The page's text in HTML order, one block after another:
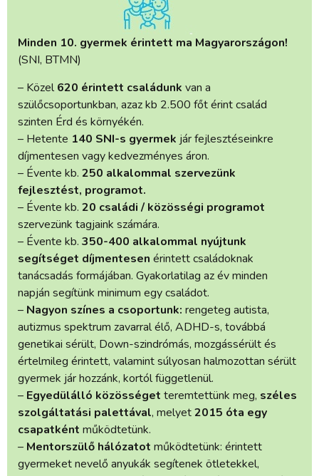
Minden 10. gyermek érintett ma Magyarországon!
(SNI, BTMN)
– Közel620 érintett családunk van a
szülőcsoportunkban, azaz kb 2.500 főt érint család
szinten Érd és környékén.
– Hetente 140 SNI-s gyermek jár fejlesztéseinkre
díjmentesen vagy kedvezményes áron.
– Évente kb. 250 alkalommal szervezünk
fejlesztést, programot.
– Évente kb. 20 családi / közösségi programot
szervezünk tagjaink számára.
– Évente kb. 350-400 alkalommal nyújtunk
segítséget díjmentesen érintett családoknak
tanácsadás formájában. Gyakorlatilag az év minden
napján segítünk minimum egy családot.
– Nagyon színes a csoportunk: rengeteg autista,
autizmus spektrum zavarral élő, ADHD-s, továbbá
genetikai sérült, Down-szindrómás, mozgássérült és
értelmileg érintett, valamint súlyosan halmozottan sérült
gyermek jár hozzánk, kortól függetlenül.
– Egyedülálló közösséget teremtettünk meg, széles
szolgáltatási palettával, melyet2015 óta egy
csapatként működtetünk.
– Mentorszülő hálózatot működtetünk: érintett
gyermeket nevelő anyukák segítenek ötletekkel,